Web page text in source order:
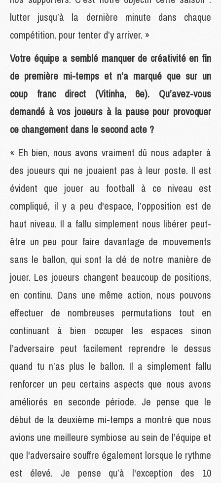
lutter jusqu’à la dernière minute dans chaque
compétition, pour tenter d’y arriver. »
Votre équipe a semblé manquer de créativité en fin
de première mi-temps et n’a marqué que sur un
coup franc direct (Vitinha, 6e). Qu’avez-vous
demandé à vos joueurs à la pause pour provoquer
ce changement dans le second acte ?
« Eh bien, nous avons vraiment dû nous adapter à
des joueurs qui ne jouaient pas à leur poste. Il est
évident que jouer au football à ce niveau est
compliqué, il y a peu d'espace, l’opposition est de
haut niveau. Il a fallu simplement nous libérer peut-
être un peu pour faire davantage de mouvements
sans le ballon, qui sont la clé de notre manière de
jouer. Les joueurs changent beaucoup de positions,
en continu. Dans une même action, nous pouvons
effectuer de nombreuses permutations tout en
continuant à bien occuper les espaces sinon
l’adversaire peut facilement reprendre le dessus
quand tu n’as plus le ballon. Il a simplement fallu
renforcer un peu certains aspects que nous avons
améliorés en seconde période. Je pense que le
début de la deuxième mi-temps a montré que nous
avions une meilleure symbiose au sein de l’équipe et
que l'adversaire souffre également lorsque le rythme
est élevé. Je pense qu’à l'exception des 10